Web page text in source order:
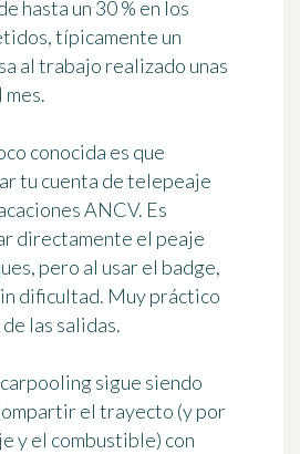
hasta un 30 % en los
típicamente un
al trabajo realizado unas
conocida es que
tu cuenta de telepeaje
ANCV. Es
directamente el peaje
pero al usar el badge,
dificultad. Muy práctico
las salidas.
sigue siendo
el trayecto (y por
y el combustible) con